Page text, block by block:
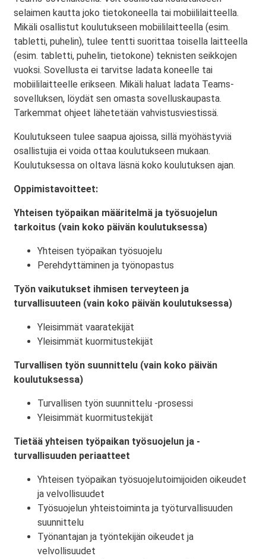
selaimen kautta joko tietokoneella tai mobiililaitteella.
Mikäli osallistut koulutukseen mobiililaitteella (esim.
tabletti, puhelin), tulee tentti suorittaa toisella laitteella
(esim. tabletti, puhelin, tietokone) teknisten seikkojen
vuoksi. Sovellusta ei tarvitse ladata koneelle tai
mobiililaitteelle erikseen. Mikäli haluat ladata Teams-
sovelluksen, löydät sen omasta sovelluskaupasta.
Tarkemmat ohjeet lähetetään vahvistusviestissä.
Koulutukseen tulee saapua ajoissa, sillä myöhästyviä
osallistujia ei voida ottaa koulutukseen mukaan.
Koulutuksessa on oltava läsnä koko koulutuksen ajan.
Oppimistavoitteet:
Yhteisen työpaikan määritelmä ja työsuojelun
tarkoitus (vain koko päivän koulutuksessa)
Yhteisen työpaikan työsuojelu
Perehdyttäminen ja työnopastus
Työn vaikutukset ihmisen terveyteen ja
turvallisuuteen (vain koko päivän koulutuksessa)
Yleisimmät vaaratekijät
Yleisimmät kuormitustekijät
Turvallisen työn suunnittelu (vain koko päivän
koulutuksessa)
Turvallisen työn suunnittelu -prosessi
Yleisimmät kuormitustekijät
Tietää yhteisen työpaikan työsuojelun ja -
turvallisuuden periaatteet
Yhteisen työpaikan työsuojelutoimijoiden oikeudet
ja velvollisuudet
Työsuojelun yhteistoiminta ja työturvallisuuden
suunnittelu
Työnantajan ja työntekijän oikeudet ja
velvollisuudet